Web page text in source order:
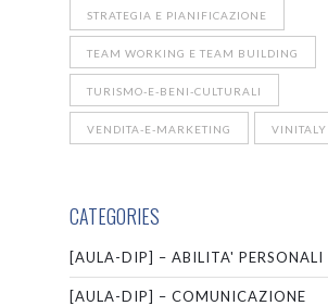
STRATEGIA E PIANIFICAZIONE
TEAM WORKING E TEAM BUILDING
TURISMO-E-BENI-CULTURALI
VENDITA-E-MARKETING VINITALY
CATEGORIES
[AULA-DIP] – ABILITA' PERSONALI
[AULA-DIP] – COMUNICAZIONE